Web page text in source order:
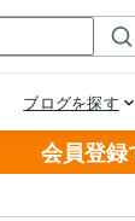
会員登録